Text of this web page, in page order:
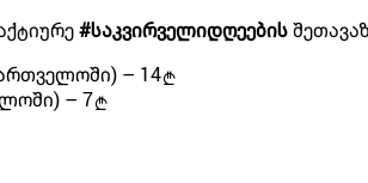
#საკვირველიდღეების
– 14
– 7